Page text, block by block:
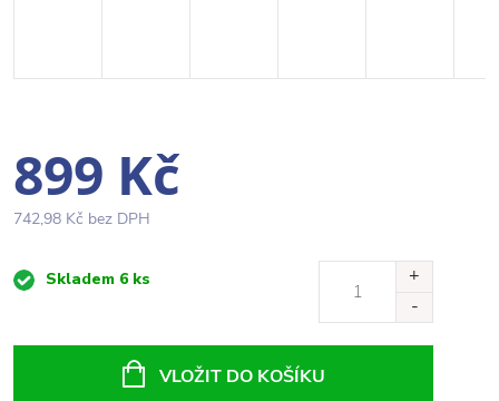
899 Kč
742,98 Kč bez DPH
MěrnáSkladem 6 ks
VLOŽIT DO KOŠÍKU